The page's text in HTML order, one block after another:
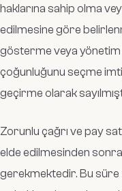
haklarına sahip olma
edilmesine göre
gösterme veya yönetim
çoğunluğunu seçme
geçirme olarak
Zorunlu çağrı ve pay
elde edilmesinden
gerekmektedir. Bu süre